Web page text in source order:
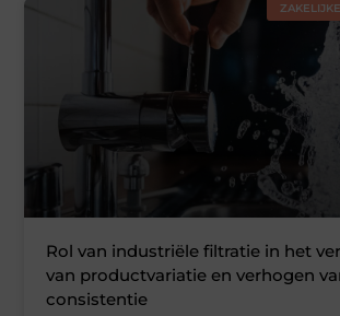
Rol van industriële filtratie in het
van productvariatie en verhogen
consistentie